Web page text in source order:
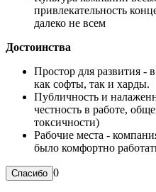
привлекательность
далеко не всем
Достоинства
Простор для развития -
как софты, так и харды.
Публичность и
честность в работе,
токсичности)
Рабочие места -
было комфортно
0